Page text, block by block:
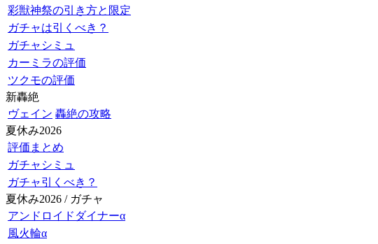
彩獣神祭の引き方と限定
ガチャは引くべき？
ガチャシミュ
カーミラの評価
ツクモの評価
新轟絶
ヴェイン 轟絶の攻略
夏休み2026
評価まとめ
ガチャシミュ
ガチャ引くべき？
夏休み2026 / ガチャ
アンドロイドダイナーα
風火輪α